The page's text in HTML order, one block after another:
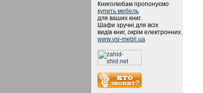
Книголюбам пропонуємо
купить мебель
для ваших книг.
Шафи зручні для всіх
видів книг, окрім електронних.
www.vsi-mebli.ua